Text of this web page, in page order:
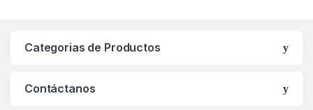
Categorias de Productos
Contáctanos